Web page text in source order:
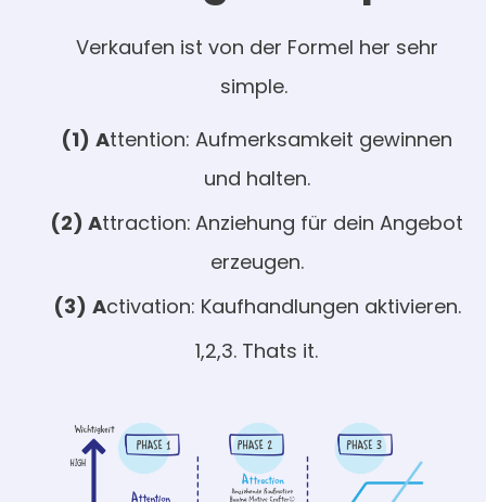
Verkaufen ist von der Formel her sehr
simple.
(1) Attention: Aufmerksamkeit gewinnen
und halten.
(2) Attraction: Anziehung für dein Angebot
erzeugen.
(3) Activation: Kaufhandlungen aktivieren.
1,2,3. Thats it.